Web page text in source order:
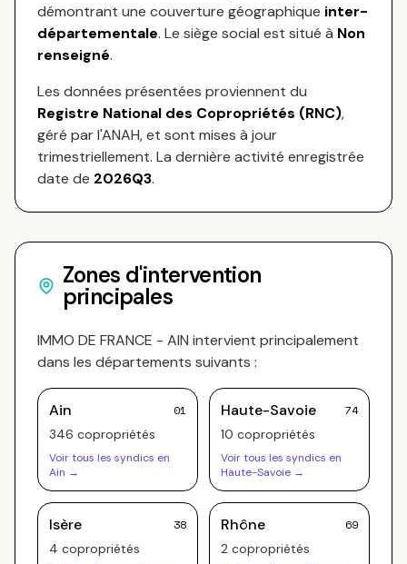
démontrant une couverture géographique inter-
départementale. Le siège social est situé à Non
renseigné.
Les données présentées proviennent du
Registre National des Copropriétés (RNC),
géré par l'ANAH, et sont mises à jour
trimestriellement. La dernière activité enregistrée
date de 2026Q3.
Zones d'intervention
principales
IMMO DE FRANCE - AIN intervient principalement
dans les départements suivants :
Ain 01
346 copropriétés
Voir tous les syndics en
Ain →
Haute-Savoie 74
10 copropriétés
Voir tous les syndics en
Haute-Savoie →
Isère 38
4 copropriétés
Rhône 69
2 copropriétés